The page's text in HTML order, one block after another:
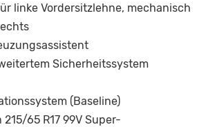
linke Vordersitzlehne, mechanisch
Sicherheitssystem
(Baseline)
215/65 R17 99V Super-